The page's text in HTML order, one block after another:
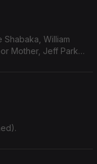
William
Mother, Jeff Parker